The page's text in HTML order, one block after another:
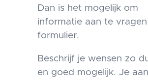
Dan is het mogelijk om
informatie aan te
formulier.
Beschrijf je wensen zo
en goed mogelijk. Je